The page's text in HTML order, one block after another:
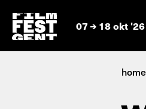
07 18 okt '26
home